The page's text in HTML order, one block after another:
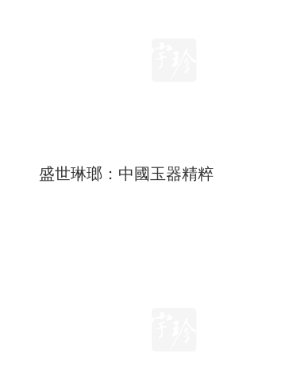
盛世琳瑯：中國玉器精粹